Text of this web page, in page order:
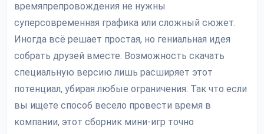
времяпрепровождения не нужны
суперсовременная графика или сложный сюжет.
Иногда всё решает простая, но гениальная идея
собрать друзей вместе. Возможность скачать
специальную версию лишь расширяет этот
потенциал, убирая любые ограничения. Так что если
вы ищете способ весело провести время в
компании, этот сборник мини-игр точно